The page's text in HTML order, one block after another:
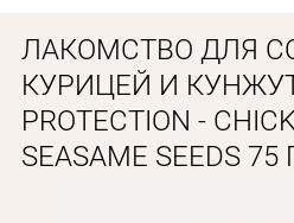
ОТ
НАШЕ
ЛАКОМСТВО ДЛЯ
КУРИЦЕЙ И
PROTECTION -
SEASAME SEEDS 75